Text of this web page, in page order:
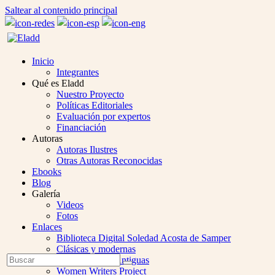
Saltear al contenido principal
Inicio
Integrantes
Qué es Eladd
Nuestro Proyecto
Políticas Editoriales
Evaluación por expertos
Financiación
Autoras
Autoras Ilustres
Otras Autoras Reconocidas
Ebooks
Blog
Galería
Videos
Fotos
Enlaces
Biblioteca Digital Soledad Acosta de Samper
Clásicas y modernas
Colección Las Antiguas
Women Writers Project
Open
Mobile
Buscar
Enviar